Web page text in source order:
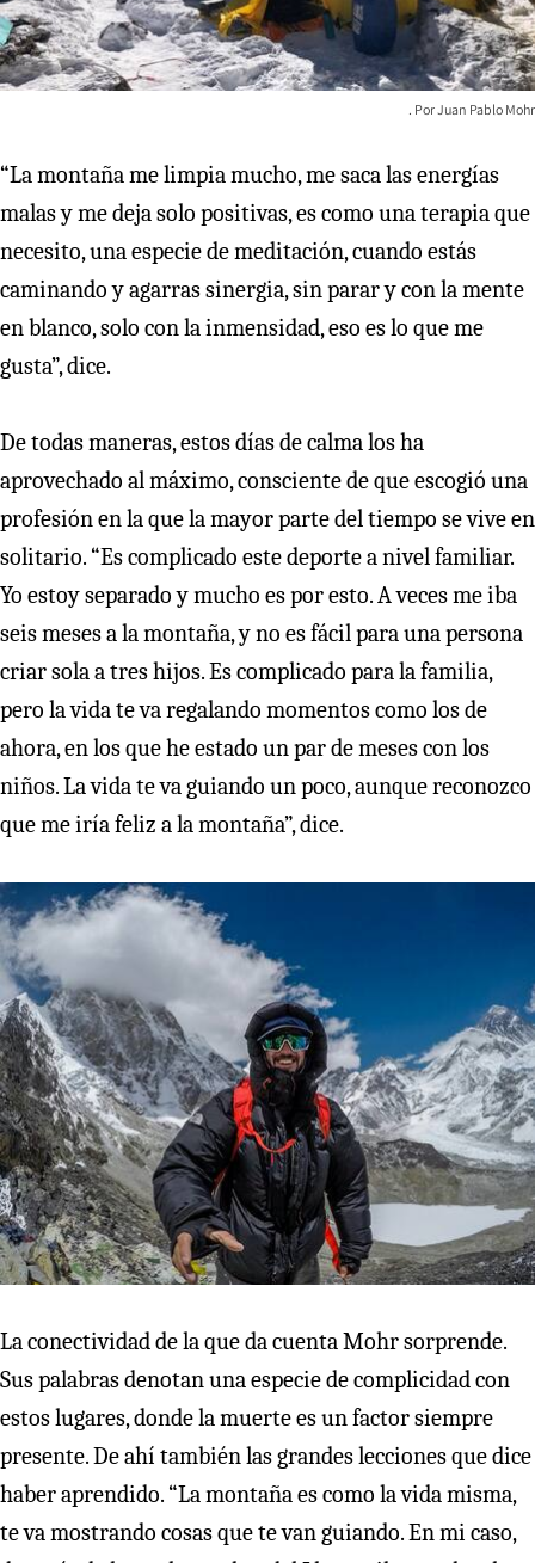
Juan Pablo Mohr
“La montaña me limpia mucho, me saca las energías
malas y me deja solo positivas, es como una terapia que
necesito, una especie de meditación, cuando estás
caminando y agarras sinergia, sin parar y con la mente
en blanco, solo con la inmensidad, eso es lo que me
gusta”, dice.
De todas maneras, estos días de calma los ha
aprovechado al máximo, consciente de que escogió una
profesión en la que la mayor parte del tiempo se vive en
solitario. “Es complicado este deporte a nivel familiar.
Yo estoy separado y mucho es por esto. A veces me iba
seis meses a la montaña, y no es fácil para una persona
criar sola a tres hijos. Es complicado para la familia,
pero la vida te va regalando momentos como los de
ahora, en los que he estado un par de meses con los
niños. La vida te va guiando un poco, aunque reconozco
que me iría feliz a la montaña”, dice.
La conectividad de la que da cuenta Mohr sorprende.
Sus palabras denotan una especie de complicidad con
estos lugares, donde la muerte es un factor siempre
presente. De ahí también las grandes lecciones que dice
haber aprendido. “La montaña es como la vida misma,
te va mostrando cosas que te van guiando. En mi caso,